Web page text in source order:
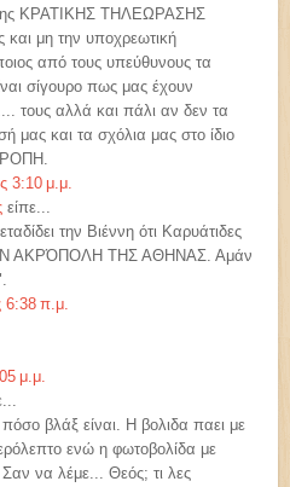
της ΚΡΑΤΙΚΗΣ ΤΗΛΕΩΡΑΣΗΣ
μη την υποχρεωτική
από τους υπεύθυνους τα
σίγουρο πως μας έχουν
τους αλλά και πάλι αν δεν τα
μας και τα σχόλια μας στο ίδιο
3:10 μ.μ.
είπε...
την Βιέννη ότι Καρυάτιδες
ΑΚΡΌΠΟΛΗ ΤΗΣ ΑΘΗΝΑΣ. Αμάν
6:38 π.μ.
μ.μ.
βλάξ είναι. Η βολιδα παει με
ενώ η φωτοβολίδα με
να λέμε... Θεός; τι λες